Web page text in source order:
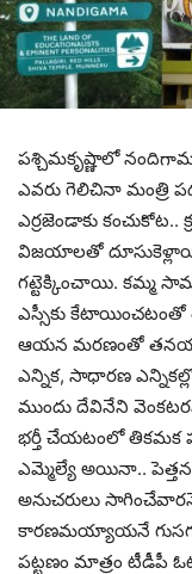
ప‌శ్చిమ‌కృష్ణాలో
ఎవ‌రు గెలిచినా మంత్రి
ఎర్ర‌జెండాకు
విజ‌యాల‌తో
గ‌ట్టెక్కించాయి. క‌మ్మ
ఎస్సీకు కేటాయించ‌టంతో
ఆయ‌న మ‌ర‌ణంతో
ఎన్నిక‌, సాధార‌ణ
ముందు దేవినేని
భ‌ర్తీ చేయ‌టంలో తిక‌మ‌క
ఎమ్మెల్యే అయినా..
అనుచ‌రులు
కార‌ణ‌మ‌య్యాయ‌నే
ప‌ట్ట‌ణం మాత్రం టీడీపీ